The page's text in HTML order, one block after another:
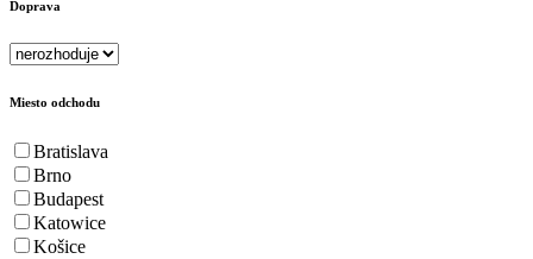
Doprava
Miesto odchodu
Bratislava
Brno
Budapest
Katowice
Košice